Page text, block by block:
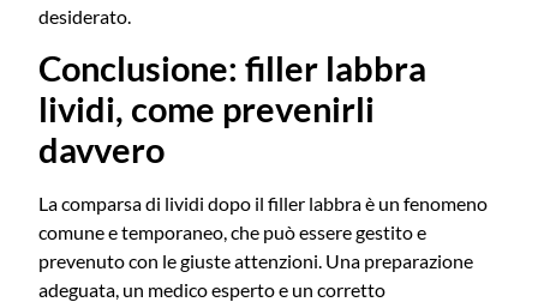
desiderato.
Conclusione: filler labbra
lividi, come prevenirli
davvero
La comparsa di lividi dopo il filler labbra è un fenomeno
comune e temporaneo, che può essere gestito e
prevenuto con le giuste attenzioni. Una preparazione
adeguata, un medico esperto e un corretto